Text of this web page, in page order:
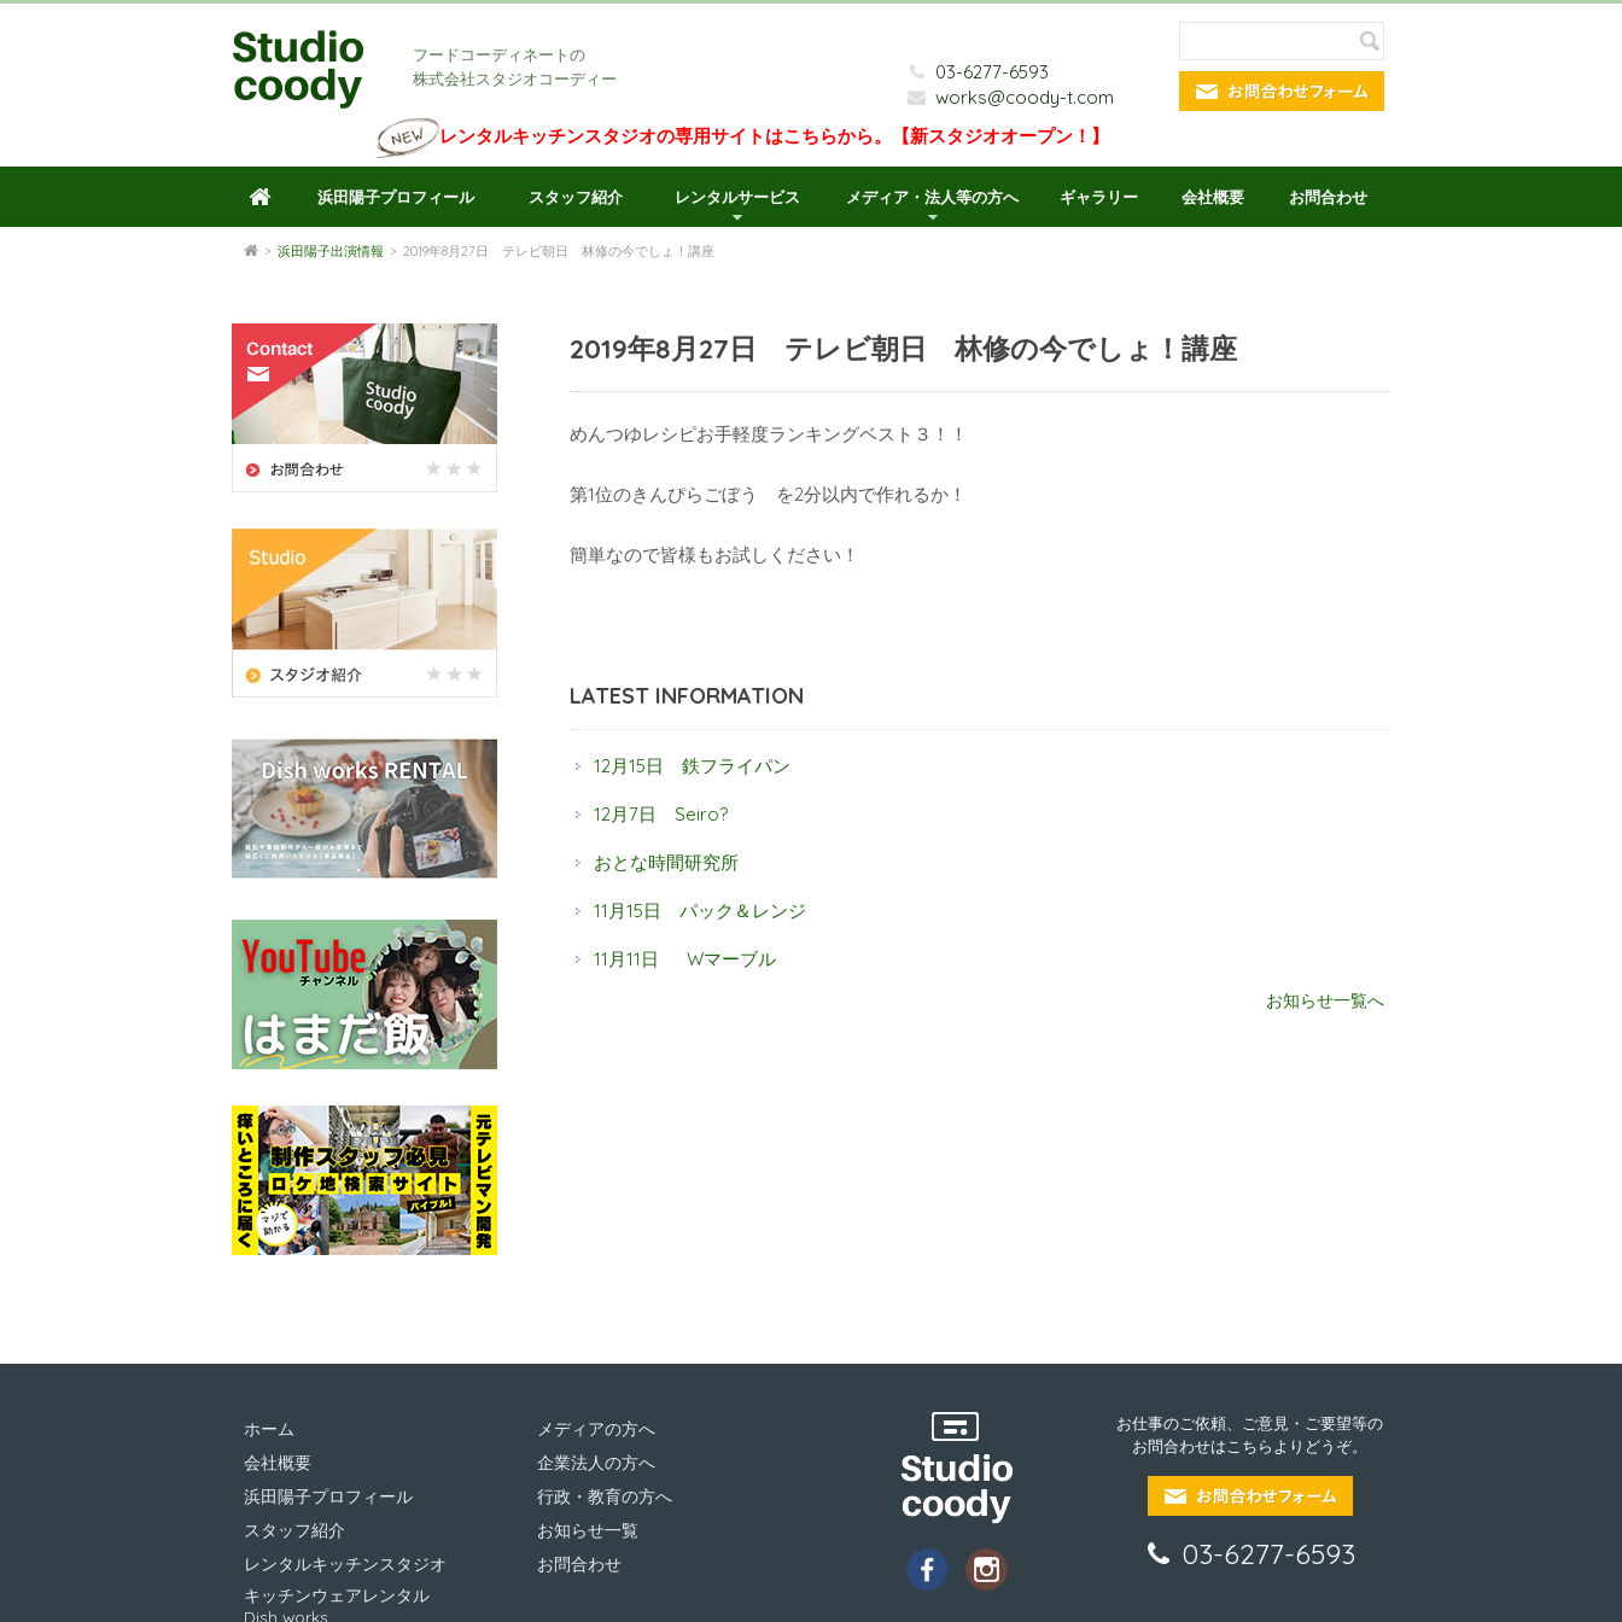
フードコーディネートの
株式会社スタジオコーディー
03-6277-6593
works@coody-t.com
レンタルキッチンスタジオの専用サイトはこちらから。【新スタジオオープン！】
浜田陽子プロフィール スタッフ紹介 レンタルサービス メディア・法人等の方へ ギャラリー 会社概要 お問合わせ
> 浜田陽子出演情報 > 2019年8月27日 テレビ朝日 林修の今でしょ！講座
2019年8月27日 テレビ朝日 林修の今でしょ！講座
めんつゆレシピお手軽度ランキングベスト３！！
第1位のきんぴらごぼう を2分以内で作れるか！
簡単なので皆様もお試しください！
LATEST INFORMATION
12月15日 鉄フライパン
12月7日 Seiro?
おとな時間研究所
11月15日 パック＆レンジ
11月11日 Wマーブル
お知らせ一覧へ
ホーム
会社概要
浜田陽子プロフィール
スタッフ紹介
レンタルキッチンスタジオ
キッチンウェアレンタル
Dish works
メディアの方へ
企業法人の方へ
行政・教育の方へ
お知らせ一覧
お問合わせ
お仕事のご依頼、ご意見・ご要望等の
お問合わせはこちらよりどうぞ。
03-6277-6593